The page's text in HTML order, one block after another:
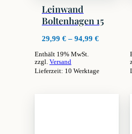
Leinwand
Boltenhagen 15
29,99 € – 94,99 €
Enthält 19% MwSt.
zzgl. Versand
Lieferzeit: 10 Werktage